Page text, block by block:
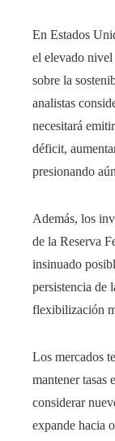
En Estados
el elevado nivel
sobre la
analistas
necesitará
déficit,
presionando
Además, los
de la Reserva
insinuado
persistencia de
flexibilización
Los mercados
mantener tasas
considerar
expande hacia